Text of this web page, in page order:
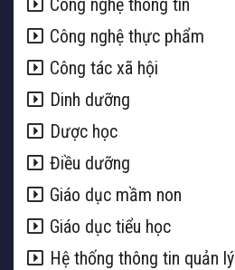
Công nghệ thực phẩm
Công tác xã hội
Dinh dưỡng
Dược học
Điều dưỡng
Giáo dục mầm non
Giáo dục tiểu học
Hệ thống thông tin quản lý